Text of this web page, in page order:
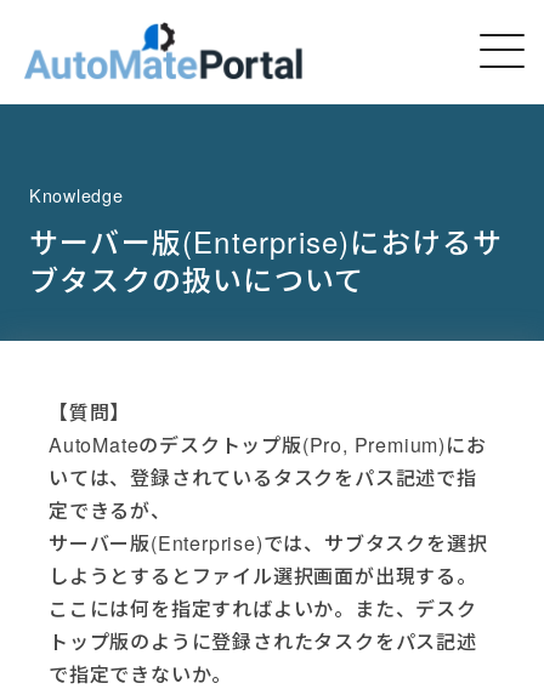
Knowledge
サーバー版(Enterprise)におけるサ
ブタスクの扱いについて
【質問】
AutoMateのデスクトップ版(Pro, Premium)にお
いては、登録されているタスクをパス記述で指
定できるが、
サーバー版(Enterprise)では、サブタスクを選択
しようとするとファイル選択画面が出現する。
ここには何を指定すればよいか。また、デスク
トップ版のように登録されたタスクをパス記述
で指定できないか。